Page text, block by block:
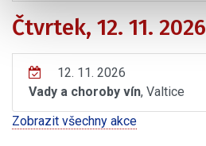
Čtvrtek, 12. 11. 2026
12. 11. 2026
Vady a choroby vín, Valtice
Zobrazit všechny akce